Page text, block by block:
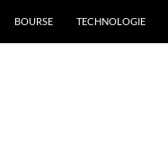
BOURSE TECHNOLOGIE